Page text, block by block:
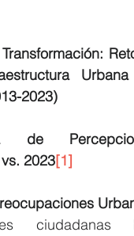
2023)
de
2023[1]
ciudadanas